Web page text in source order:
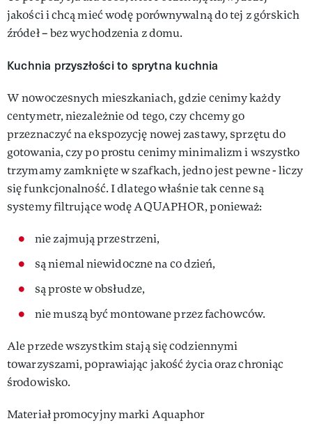
jakości i chcą mieć wodę porównywalną do tej z górskich
źródeł – bez wychodzenia z domu.
Kuchnia przyszłości to sprytna kuchnia
W nowoczesnych mieszkaniach, gdzie cenimy każdy
centymetr, niezależnie od tego, czy chcemy go
przeznaczyć na ekspozycję nowej zastawy, sprzętu do
gotowania, czy po prostu cenimy minimalizm i wszystko
trzymamy zamknięte w szafkach, jedno jest pewne - liczy
się funkcjonalność. I dlatego właśnie tak cenne są
systemy filtrujące wodę AQUAPHOR, ponieważ:
nie zajmują przestrzeni,
są niemal niewidoczne na co dzień,
są proste w obsłudze,
nie muszą być montowane przez fachowców.
Ale przede wszystkim stają się codziennymi
towarzyszami, poprawiając jakość życia oraz chroniąc
środowisko.
Materiał promocyjny marki Aquaphor